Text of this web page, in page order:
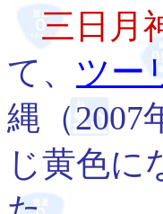
三日月
て、 ツー
縄（2007
じ黄色に